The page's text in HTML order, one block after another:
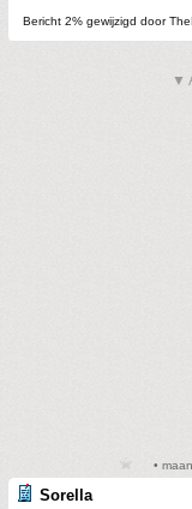
Bericht 2% gewijzigd door
▼
•
Sorella